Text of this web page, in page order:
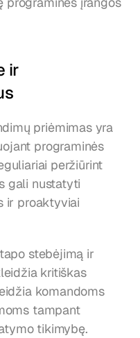
ir
priėmimas yra
programinės
peržiūrint
gali nustatyti
ir proaktyviai
stebėjimą ir
kritiškas
komandoms
tampant
tikimybę.